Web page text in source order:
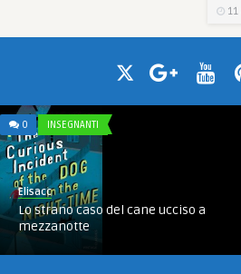
0 INSEGNANTI
Elisacc
Lo strano caso del cane ucciso a
mezzanotte